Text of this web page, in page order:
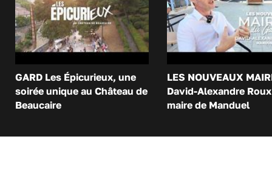
GARD Les Épicurieux, une
soirée unique au Château de
Beaucaire
LES NOUVEAUX
David-Alexandre
maire de Manduel